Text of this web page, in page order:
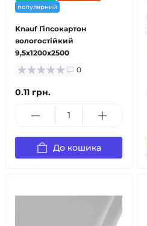
популярний
Knauf Гіпсокартон
вологостійкий
9,5х1200х2500
0
0.11 грн.
До кошика